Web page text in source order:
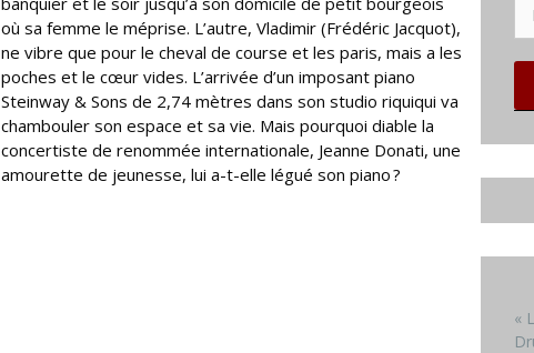
où sa femme le méprise. L’autre, Vladimir (Frédéric Jacquot),
ne vibre que pour le cheval de course et les paris, mais a les
poches et le cœur vides. L’arrivée d’un imposant piano
Steinway & Sons de 2,74 mètres dans son studio riquiqui va
chambouler son espace et sa vie. Mais pourquoi diable la
concertiste de renommée internationale, Jeanne Donati, une
amourette de jeunesse, lui a-t-elle légué son piano ?
*
«